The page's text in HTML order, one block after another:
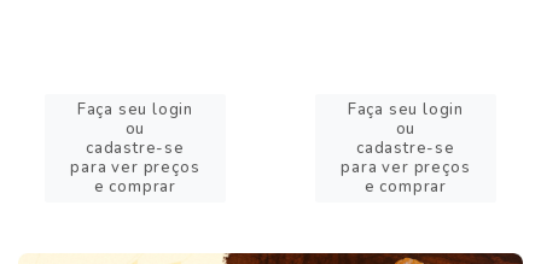
Faça seu login
ou
cadastre-se
para ver preços
e comprar
Faça seu login
ou
cadastre-se
para ver preços
e comprar